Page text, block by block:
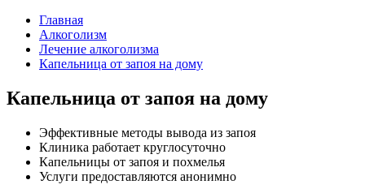
Главная
Алкоголизм
Лечение алкоголизма
Капельница от запоя на дому
Капельница от запоя на дому
Эффективные методы вывода из запоя
Клиника работает круглосуточно
Капельницы от запоя и похмелья
Услуги предоставляются анонимно